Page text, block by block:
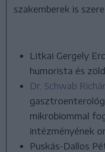
szakemberek is
Litkai Gergely
humorista és
Dr. Schwab
mikrobiommal
intézményének
Puskás-Dallos